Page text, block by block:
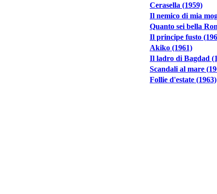
Cerasella (1959)
Il nemico di mia
Quanto sei bella
Il principe fusto
Akiko (1961)
Il ladro di Bagdad
Scandali al mare
Follie d'estate (1963)